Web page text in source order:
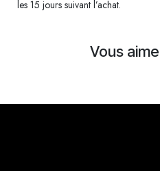
les 15 jours suivant l’achat.
Vous